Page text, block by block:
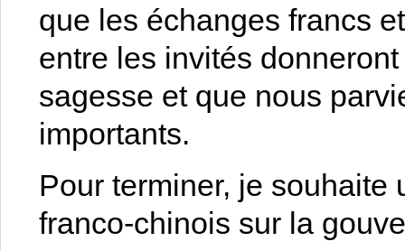
que les échanges francs
entre les invités
sagesse et que nous
importants.
Pour terminer, je souhaite
franco-chinois sur la